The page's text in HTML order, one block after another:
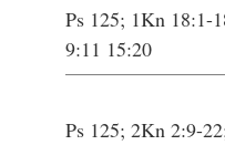
Ps 125; 1Kn 18:1-
9:11 15:20
Ps 125; 2Kn 2:9-